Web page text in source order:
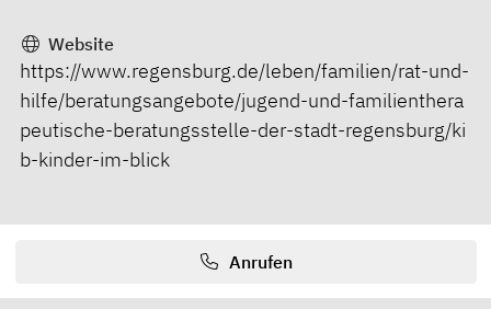
Website
https://www.regensburg.de/leben/familien/rat-und-
hilfe/beratungsangebote/jugend-und-familienthera
peutische-beratungsstelle-der-stadt-regensburg/ki
b-kinder-im-blick
Anrufen